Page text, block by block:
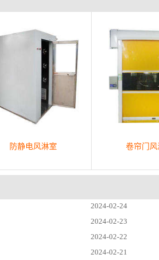
防静电风淋室
卷帘门风
2024-02-24
2024-02-23
2024-02-22
2024-02-21